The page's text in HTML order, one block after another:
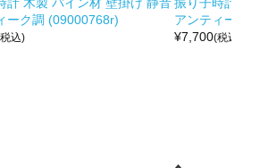
ーク調 (09000768r)
込)
アンティーク
¥7,700(税込)